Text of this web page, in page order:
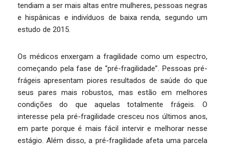
tendiam a ser mais altas entre mulheres, pessoas negras
e hispânicas e indivíduos de baixa renda, segundo um
estudo de 2015.
Os médicos enxergam a fragilidade como um espectro,
começando pela fase de “pré-fragilidade”. Pessoas pré-
frágeis apresentam piores resultados de saúde do que
seus pares mais robustos, mas estão em melhores
condições do que aquelas totalmente frágeis. O
interesse pela pré-fragilidade cresceu nos últimos anos,
em parte porque é mais fácil intervir e melhorar nesse
estágio. Além disso, a pré-fragilidade afeta uma parcela